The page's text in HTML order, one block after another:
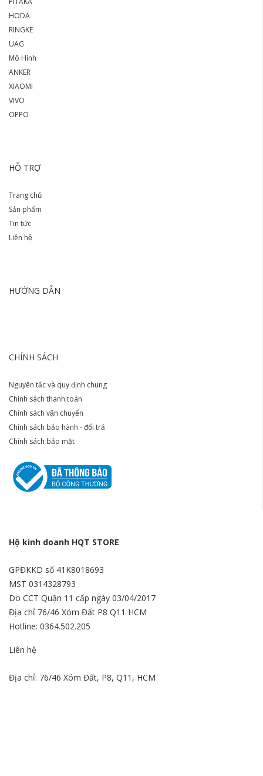
HODA
RINGKE
UAG
Mô Hình
ANKER
XIAOMI
VIVO
OPPO
HỖ TRỢ
Trang chủ
Sản phẩm
Tin tức
Liên hệ
HƯỚNG DẪN
CHÍNH SÁCH
Nguyên tắc và quy định chung
Chính sách thanh toán
Chính sách vận chuyển
Chính sách bảo hành - đổi trả
Chính sách bảo mật
Hộ kinh doanh HQT STORE
GPĐKKD số 41K8018693
MST 0314328793
Do CCT Quận 11 cấp ngày 03/04/2017
Địa chỉ 76/46 Xóm Đất P8 Q11 HCM
Hotline: 0364.502.205
Liên hệ
Địa chỉ: 76/46 Xóm Đất, P8, Q11, HCM